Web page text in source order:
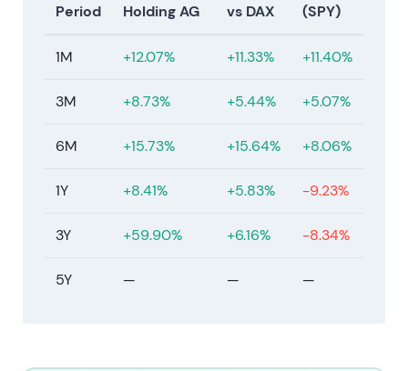
Hauptversammlung am 27. Mai 2025
(für das Geschäftsjahr 2024).[41]
Ausschüttung festigte den Bewertungsanker
Kapitalrückführungen sind inzwischen ein
Technisch: Kurs durch
Handel in einer breiten Spanne mit
Period
Holding AG
vs DAX
(SPY)
1M +12.07% +11.33% +11.40%
3M +8.73% +5.44% +5.07%
6M +15.73% +15.64% +8.06%
1Y +8.41% +5.83% -9.23%
3Y +59.90% +6.16% -8.34%
5Y — — —